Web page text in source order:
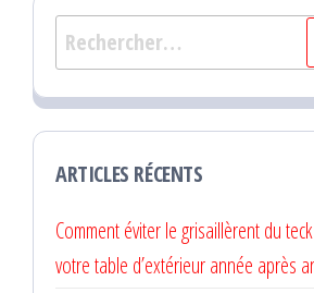
Rechercher :
ARTICLES RÉCENTS
Comment éviter le grisaillèrent du
votre table d’extérieur année après